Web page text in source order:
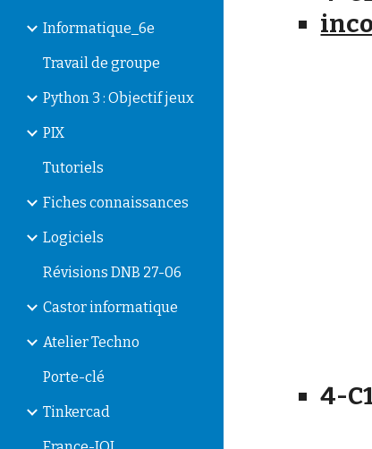
Informatique_6e
Travail de groupe
Python 3 : Objectif jeux
PIX
Tutoriels
Fiches connaissances
Logiciels
Révisions DNB 27-06
Castor informatique
Atelier Techno
Porte-clé
Tinkercad
4-